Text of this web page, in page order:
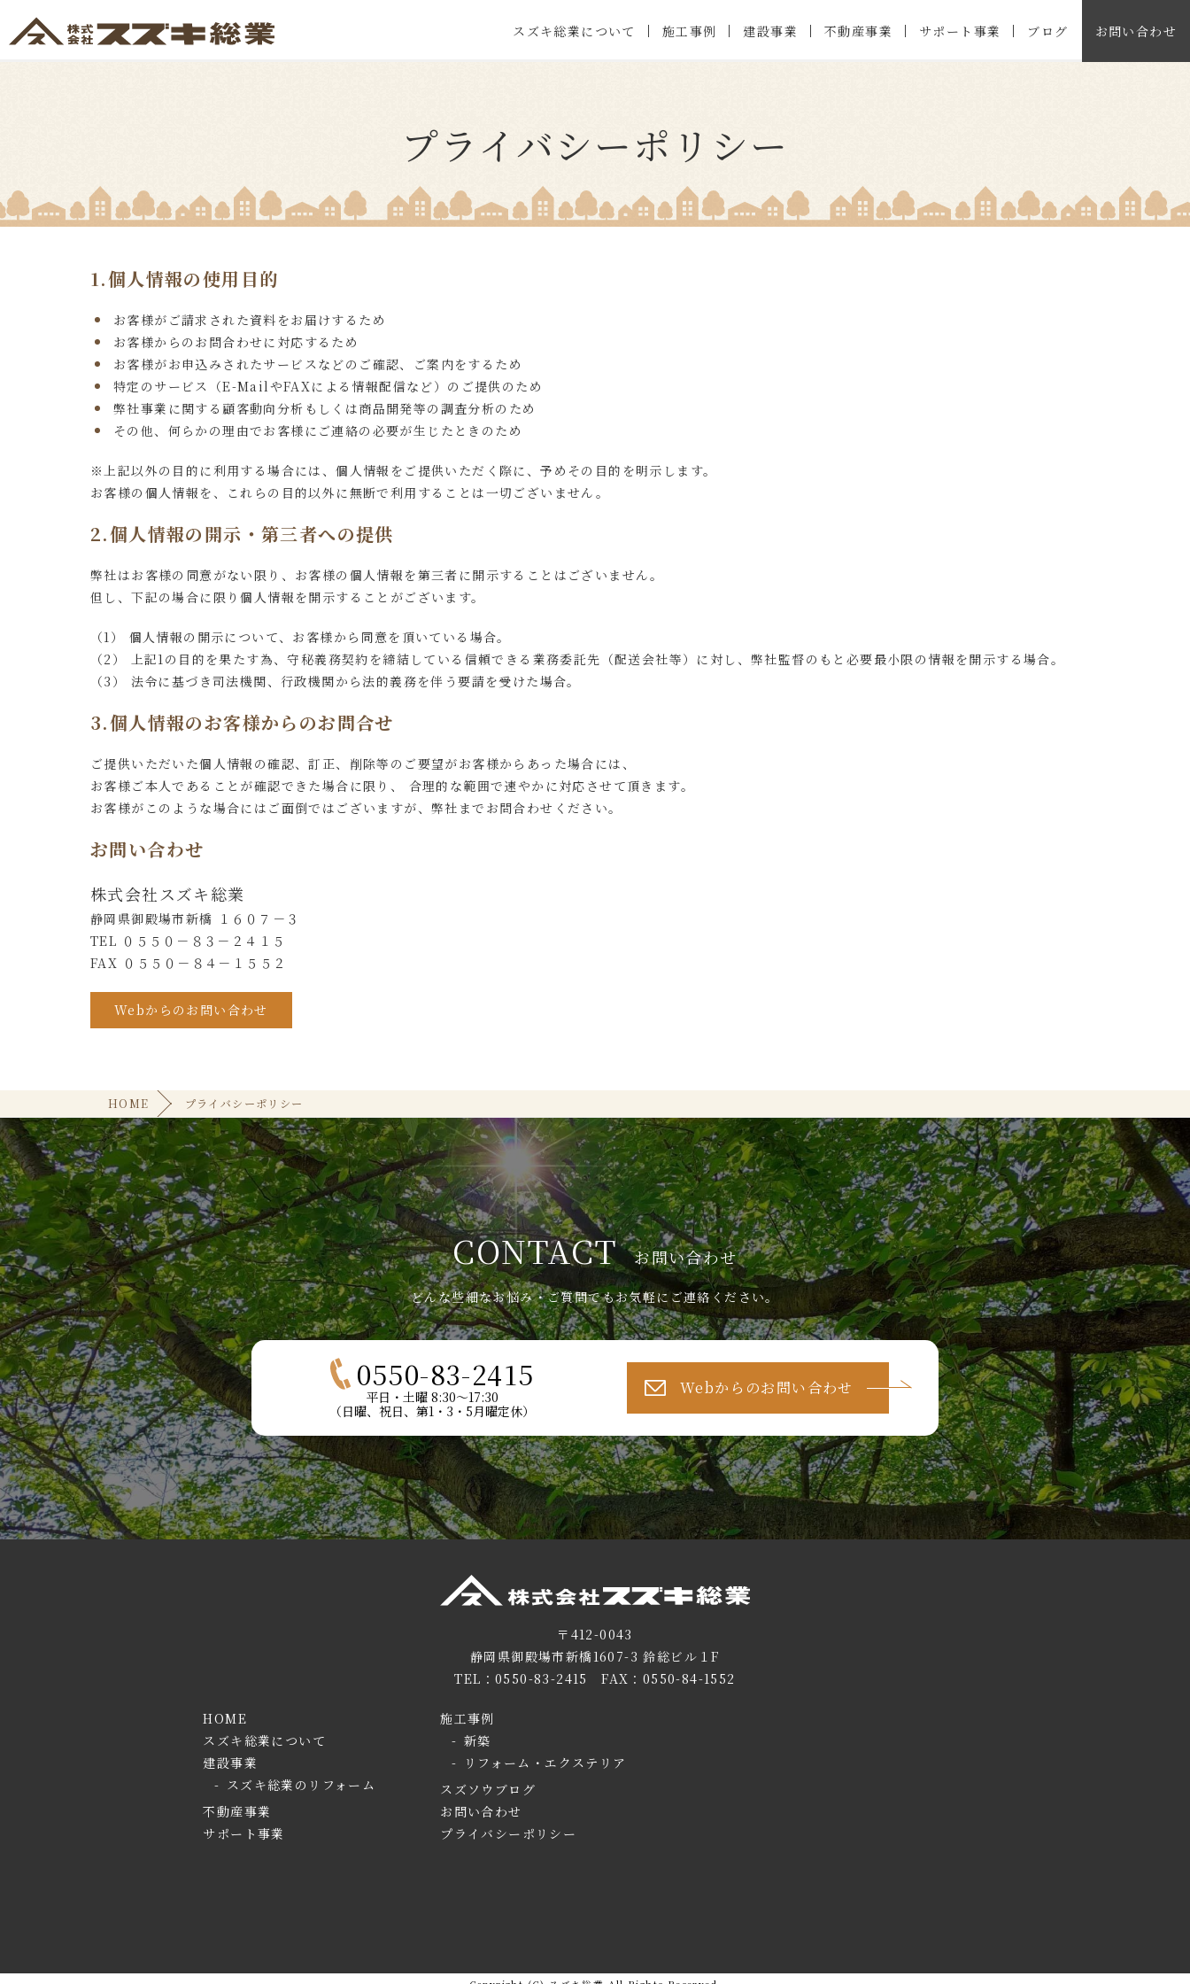
スズキ総業について 施工事例 建設事業 不動産事業 サポート事業 ブログ お問い合わせ
プライバシーポリシー
1.個人情報の使用目的
お客様がご請求された資料をお届けするため
お客様からのお問合わせに対応するため
お客様がお申込みされたサービスなどのご確認、ご案内をするため
特定のサービス（E-MailやFAXによる情報配信など）のご提供のため
弊社事業に関する顧客動向分析もしくは商品開発等の調査分析のため
その他、何らかの理由でお客様にご連絡の必要が生じたときのため
※上記以外の目的に利用する場合には、個人情報をご提供いただく際に、予めその目的を明示します。
お客様の個人情報を、これらの目的以外に無断で利用することは一切ございません。
2.個人情報の開示・第三者への提供
弊社はお客様の同意がない限り、お客様の個人情報を第三者に開示することはございません。
但し、下記の場合に限り個人情報を開示することがございます。
（1） 個人情報の開示について、お客様から同意を頂いている場合。
（2） 上記1の目的を果たす為、守秘義務契約を締結している信頼できる業務委託先（配送会社等）に対し、弊社監督のもと必要最小限の情報を開示する場合。
（3） 法令に基づき司法機関、行政機関から法的義務を伴う要請を受けた場合。
3.個人情報のお客様からのお問合せ
ご提供いただいた個人情報の確認、訂正、削除等のご要望がお客様からあった場合には、
お客様ご本人であることが確認できた場合に限り、 合理的な範囲で速やかに対応させて頂きます。
お客様がこのような場合にはご面倒ではございますが、弊社までお問合わせください。
お問い合わせ
株式会社スズキ総業
静岡県御殿場市新橋 １６０７－３
TEL ０５５０－８３－２４１５
FAX ０５５０－８４－１５５２
Webからのお問い合わせ
HOME プライバシーポリシー
CONTACT お問い合わせ
どんな些細なお悩み・ご質問でもお気軽にご連絡ください。
0550-83-2415
平日・土曜 8:30～17:30
（日曜、祝日、第1・3・5月曜定休）
Webからのお問い合わせ
〒412-0043
静岡県御殿場市新橋1607-3 鈴総ビル１F
TEL： 0550-83-2415 FAX：0550-84-1552
HOME
スズキ総業について
建設事業
スズキ総業のリフォーム
不動産事業
サポート事業
施工事例
新築
リフォーム・エクステリア
スズソウブログ
お問い合わせ
プライバシーポリシー